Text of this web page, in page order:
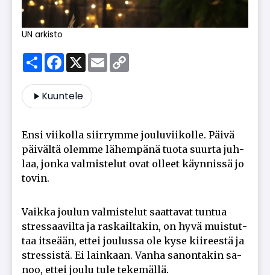
UN arkisto
ShareFacebook
X Email
Kuuntele
En­si vii­kol­la siir­rym­me jou­lu­vii­kol­le. Päi­vä
päi­väl­tä olem­me lä­hem­pä­nä tuo­ta suur­ta juh­
laa, jon­ka val­mis­te­lut ovat ol­leet käyn­nis­sä jo
to­vin.
Vaik­ka jou­lun val­mis­te­lut saat­ta­vat tun­tua
stres­saa­vil­ta ja ras­kail­ta­kin, on hyvä muis­tut­
taa it­se­ään, et­tei jou­lus­sa ole kyse kii­rees­tä ja
stres­sis­tä. Ei lain­kaan. Van­ha sa­non­ta­kin sa­
noo, et­tei jou­lu tule te­ke­mäl­lä.